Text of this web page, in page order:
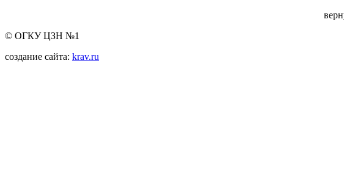
© ОГКУ ЦЗН №1
создание сайта: krav.ru